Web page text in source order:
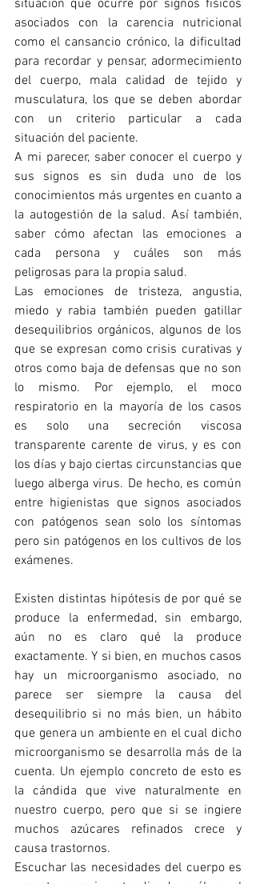
situación que ocurre por signos físicos
asociados con la carencia nutricional
como el cansancio crónico, la dificultad
para recordar y pensar, adormecimiento
del cuerpo, mala calidad de tejido y
musculatura, los que se deben abordar
con un criterio particular a cada
situación del paciente.
A mi parecer, saber conocer el cuerpo y
sus signos es sin duda uno de los
conocimientos más urgentes en cuanto a
la autogestión de la salud. Así también,
saber cómo afectan las emociones a
cada persona y cuáles son más
peligrosas para la propia salud.
Las emociones de tristeza, angustia,
miedo y rabia también pueden gatillar
desequilibrios orgánicos, algunos de los
que se expresan como crisis curativas y
otros como baja de defensas que no son
lo mismo. Por ejemplo, el moco
respiratorio en la mayoría de los casos
es solo una secreción viscosa
transparente carente de virus, y es con
los días y bajo ciertas circunstancias que
luego alberga virus. De hecho, es común
entre higienistas que signos asociados
con patógenos sean solo los síntomas
pero sin patógenos en los cultivos de los
exámenes.
Existen distintas hipótesis de por qué se
produce la enfermedad, sin embargo,
aún no es claro qué la produce
exactamente. Y si bien, en muchos casos
hay un microorganismo asociado, no
parece ser siempre la causa del
desequilibrio si no más bien, un hábito
que genera un ambiente en el cual dicho
microorganismo se desarrolla más de la
cuenta. Un ejemplo concreto de esto es
la cándida que vive naturalmente en
nuestro cuerpo, pero que si se ingiere
muchos azúcares refinados crece y
causa trastornos.
Escuchar las necesidades del cuerpo es